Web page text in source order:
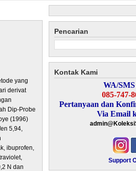
yang
derivat
Dip-Probe
(1996)
5,94,
ibuprofen,
N dan
Pencarian
Kontak Kami
WA/
085-747-
Pertanyaan dan
Via Email
Support